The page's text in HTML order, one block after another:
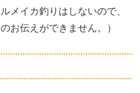
メイカ釣りはしないので、
お伝えができません。）